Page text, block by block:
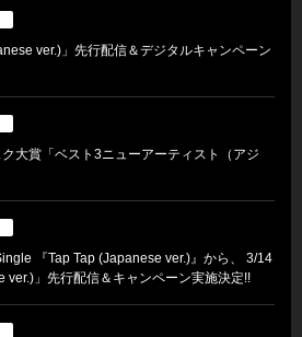
ver.)」先行配信＆デジタルキャンペーン
大賞「ベスト3ニューアーティスト（アジ
『Tap Tap (Japanese ver.)』から、 3/14
ver.)」先行配信＆キャンペーン実施決定!!